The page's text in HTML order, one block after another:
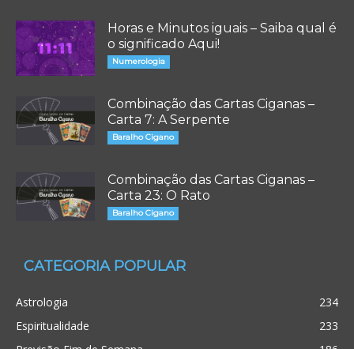
Horas e Minutos iguais – Saiba qual é
o significado Aqui!
Numerologia
Combinação das Cartas Ciganas –
Carta 7: A Serpente
Baralho Cigano
Combinação das Cartas Ciganas –
Carta 23: O Rato
Baralho Cigano
CATEGORIA POPULAR
Astrologia
234
Espiritualidade
233